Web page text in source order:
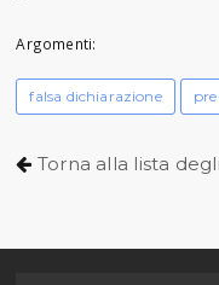
Argomenti:
falsa dichiarazione
Torna alla lista